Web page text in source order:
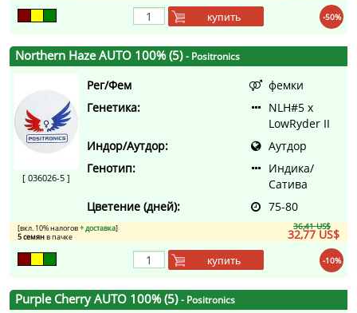
-50%
купить
Northern Haze AUTO 100% (5)- Positronics
[ 036026-5 ]
Рег/Фем
фемки
Генетика:
NLH#5 x
LowRyder II
Индор/Аутдор:
Аутдор
Генотип:
Индика/
Сатива
Цветение (дней):
75-80
36,41 US$
32,77 US$
[вкл. 10% налогов+ доставка]
5 семянв пачке
-10%
купить
Purple Cherry AUTO 100% (5)- Positronics